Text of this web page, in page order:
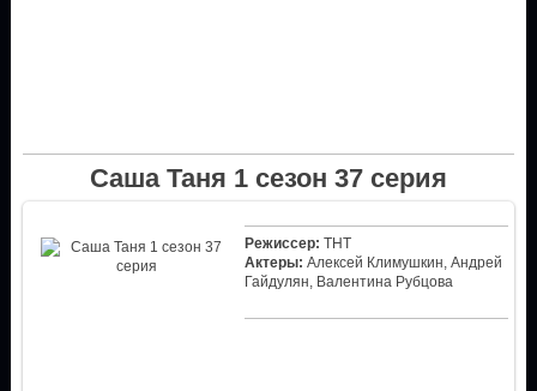
Саша Таня 1 сезон 37 серия
Режиссер: ТНТ
Актеры: Алексей Климушкин, Андрей
Гайдулян, Валентина Рубцова